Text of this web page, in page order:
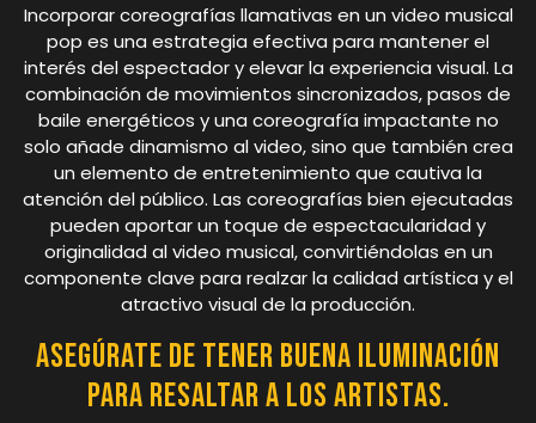
Incorporar coreografías llamativas en un video musical
pop es una estrategia efectiva para mantener el
interés del espectador y elevar la experiencia visual. La
combinación de movimientos sincronizados, pasos de
baile energéticos y una coreografía impactante no
solo añade dinamismo al video, sino que también crea
un elemento de entretenimiento que cautiva la
atención del público. Las coreografías bien ejecutadas
pueden aportar un toque de espectacularidad y
originalidad al video musical, convirtiéndolas en un
componente clave para realzar la calidad artística y el
atractivo visual de la producción.
Asegúrate de tener buena iluminación
para resaltar a los artistas.